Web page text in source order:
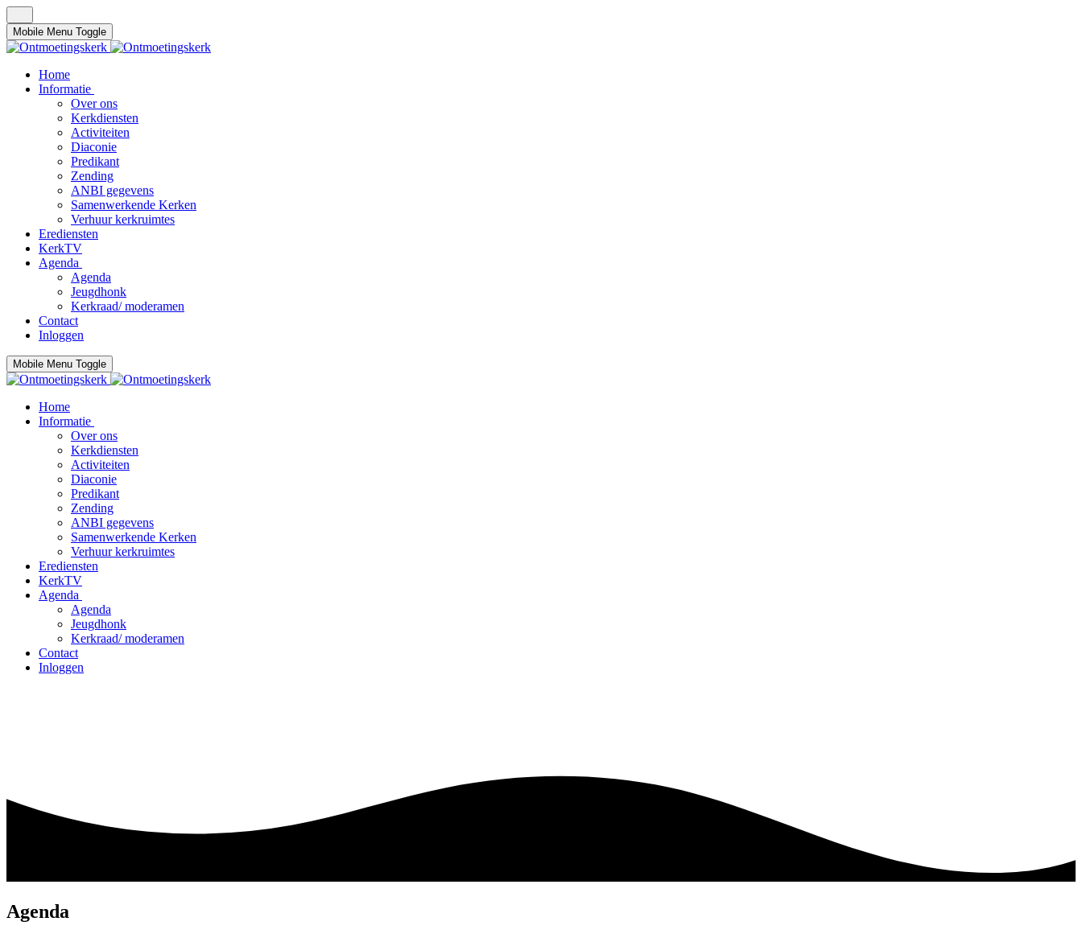
Mobile Menu Toggle
Home
Informatie
Over ons
Kerkdiensten
Activiteiten
Diaconie
Predikant
Zending
ANBI gegevens
Samenwerkende Kerken
Verhuur kerkruimtes
Erediensten
KerkTV
Agenda
Agenda
Jeugdhonk
Kerkraad/ moderamen
Contact
Inloggen
Mobile Menu Toggle
Home
Informatie
Over ons
Kerkdiensten
Activiteiten
Diaconie
Predikant
Zending
ANBI gegevens
Samenwerkende Kerken
Verhuur kerkruimtes
Erediensten
KerkTV
Agenda
Agenda
Jeugdhonk
Kerkraad/ moderamen
Contact
Inloggen
Agenda